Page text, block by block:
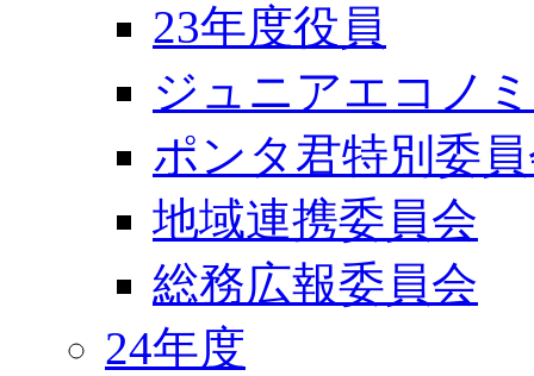
23年度役員
ジュニアエコノ
ポンタ君特別委
地域連携委員会
総務広報委員会
24年度